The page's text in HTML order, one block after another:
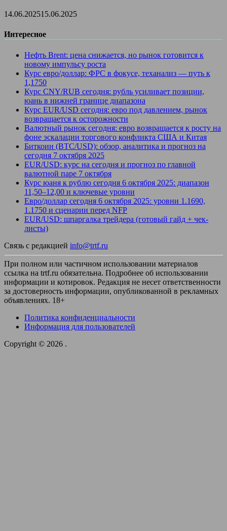
14.06.202515.06.2025
Интересное
Нефть Brent: цена снижается, но рынок готовится к
новому импульсу роста
Курс евро/доллар: ФРС в фокусе, теханализ — путь к
1,1750
Курс CNY/RUB сегодня: рубль усиливает позиции,
юань в нижней границе диапазона
Курс EUR/USD сегодня: евро под давлением, рынок
возвращается к осторожности
Валютный рынок сегодня: евро возвращается к росту на
фоне эскалации торгового конфликта США и Китая
Биткоин (BTC/USD): обзор, аналитика и прогноз на
сегодня 7 октября 2025
EUR/USD: курс на сегодня и прогноз по главной
валютной паре 7 октября
Курс юаня к рублю сегодня 6 октября 2025: диапазон
11,50–12,00 и ключевые уровни
Евро/доллар сегодня 6 октября 2025: уровни 1.1690,
1.1750 и сценарии перед NFP
EUR/USD: шпаргалка трейдера (готовый гайд + чек-
листы)
Связь с редакцией info@trtf.ru
При полном или частичном использовании материалов
ссылка на trtf.ru обязательна. Подробнее об использовании
информации и котировок. Редакция не несет ответственности
за достоверность информации, опубликованной в рекламных
объявлениях. 18+
Политика конфиденциальности
Информация для пользователей
Copyright © 2026 .